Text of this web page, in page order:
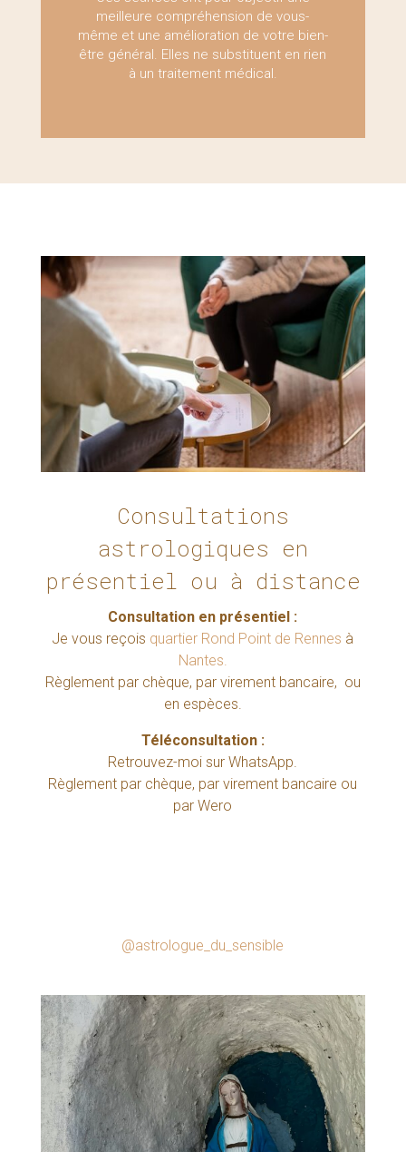
meilleure compréhension de vous-
même et une amélioration de votre bien-
être général. Elles ne substituent en rien
à un traitement médical.
Consultations
astrologiques en
présentiel ou à distance
Consultation en présentiel :
Je vous reçois quartier Rond Point de Rennes à
Nantes.
Règlementpar chèque, par virement bancaire, ou
en espèces.
Téléconsultation :
Retrouvez-moi sur WhatsApp.
Règlement par chèque, par virement bancaire ou
par Wero
@astrologue_du_sensible